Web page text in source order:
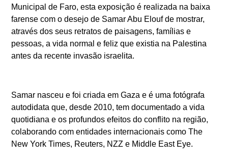
Municipal de Faro, esta exposição é realizada na baixa
farense com o desejo de Samar Abu Elouf de mostrar,
através dos seus retratos de paisagens, famílias e
pessoas, a vida normal e feliz que existia na Palestina
antes da recente invasão israelita.
Samar nasceu e foi criada em Gaza e é uma fotógrafa
autodidata que, desde 2010, tem documentado a vida
quotidiana e os profundos efeitos do conflito na região,
colaborando com entidades internacionais como The
New York Times, Reuters, NZZ e Middle East Eye.